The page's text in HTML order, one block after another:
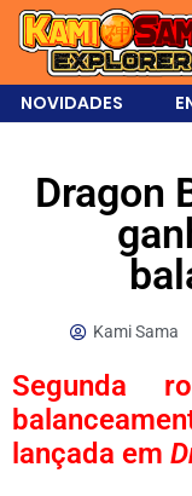
NOVIDADES
Dragon
Kami Sama
Segunda
lançada em